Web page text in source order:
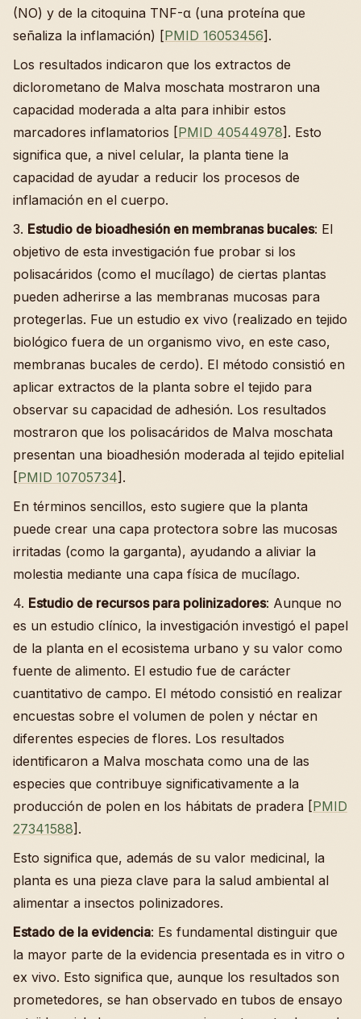
(NO) y de la citoquina TNF-α (una proteína que
señaliza la inflamación) [PMID 16053456].
Los resultados indicaron que los extractos de
diclorometano de Malva moschata mostraron una
capacidad moderada a alta para inhibir estos
marcadores inflamatorios [PMID 40544978]. Esto
significa que, a nivel celular, la planta tiene la
capacidad de ayudar a reducir los procesos de
inflamación en el cuerpo.
3. Estudio de bioadhesión en membranas bucales: El
objetivo de esta investigación fue probar si los
polisacáridos (como el mucílago) de ciertas plantas
pueden adherirse a las membranas mucosas para
protegerlas. Fue un estudio ex vivo (realizado en tejido
biológico fuera de un organismo vivo, en este caso,
membranas bucales de cerdo). El método consistió en
aplicar extractos de la planta sobre el tejido para
observar su capacidad de adhesión. Los resultados
mostraron que los polisacáridos de Malva moschata
presentan una bioadhesión moderada al tejido epitelial
[PMID 10705734].
En términos sencillos, esto sugiere que la planta
puede crear una capa protectora sobre las mucosas
irritadas (como la garganta), ayudando a aliviar la
molestia mediante una capa física de mucílago.
4. Estudio de recursos para polinizadores: Aunque no
es un estudio clínico, la investigación investigó el papel
de la planta en el ecosistema urbano y su valor como
fuente de alimento. El estudio fue de carácter
cuantitativo de campo. El método consistió en realizar
encuestas sobre el volumen de polen y néctar en
diferentes especies de flores. Los resultados
identificaron a Malva moschata como una de las
especies que contribuye significativamente a la
producción de polen en los hábitats de pradera [PMID
27341588].
Esto significa que, además de su valor medicinal, la
planta es una pieza clave para la salud ambiental al
alimentar a insectos polinizadores.
Estado de la evidencia: Es fundamental distinguir que
la mayor parte de la evidencia presentada es in vitro o
ex vivo. Esto significa que, aunque los resultados son
prometedores, se han observado en tubos de ensayo